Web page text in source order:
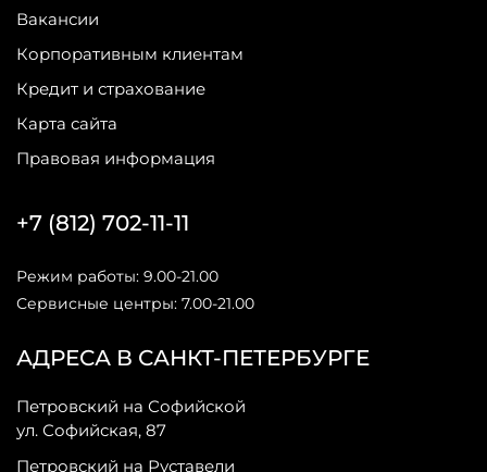
Вакансии
Корпоративным клиентам
Кредит и страхование
Карта сайта
Правовая информация
АДРЕСА В САНКТ-ПЕТЕРБУРГЕ
Петровский на Софийской
ул. Софийская, 87
Петровский на Руставели
+7 (812) 702-11-11
Режим работы: 9.00-21.00
Сервисные центры: 7.00-21.00